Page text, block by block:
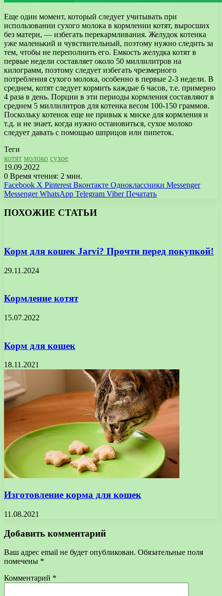
Еще один момент, который следует учитывать при
использовании сухого молока в кормлении котят, выросших
без матери, — избегать перекармливания. Желудок котенка
уже маленький и чувствительный, поэтому нужно следить за
тем, чтобы не переполнить его. Емкость желудка котят в
первые недели составляет около 50 миллилитров на
килограмм, поэтому следует избегать чрезмерного
потребления сухого молока, особенно в первые 2-3 недели. В
среднем, котят следует кормить каждые 6 часов, т.е. примерно
4 раза в день. Порции в эти периоды кормления составляют в
среднем 5 миллилитров для котенка весом 100-150 граммов.
Поскольку котенок еще не привык к миске для кормления и
т.д. и не знает, когда нужно остановиться, сухое молоко
следует давать с помощью шприцов или пипеток.
Теги
котят молоко сухое
19.09.2022
0 Время чтения: 2 мин.
Facebook X Pinterest Вконтакте Одноклассники Messenger
Messenger WhatsApp Telegram Viber Печатать
ПОХОЖИЕ СТАТЬИ
Корм для кошек Jarvi? Прочти перед покупкой!
29.11.2024
Кормление котят
15.07.2022
Корм для кошек
18.11.2021
Изготовление корма для кошек
11.08.2021
Добавить комментарий
Ваш адрес email не будет опубликован. Обязательные поля
помечены *
Комментарий *